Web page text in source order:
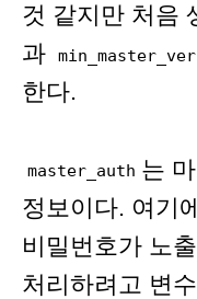
것 같지만 처음
과
한다.
master_auth 는
정보이다. 여기
비밀번호가 노
처리하려고 변